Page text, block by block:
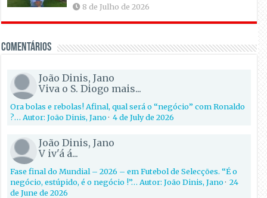
8 de Julho de 2026
Comentários
João Dinis, Jano
Viva o S. Diogo mais...
Ora bolas e rebolas! Afinal, qual será o “negócio” com Ronaldo
?… Autor: João Dinis, Jano·4 de July de 2026
João Dinis, Jano
V iv'á á...
Fase final do Mundial – 2026 – em Futebol de Selecções. “É o
negócio, estúpido, é o negócio !”… Autor: João Dinis, Jano·24
de June de 2026